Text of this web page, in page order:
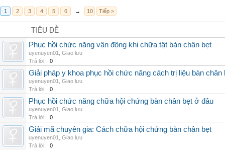
1 2 3 4 5 6 → 10 Tiếp >
TIÊU ĐỀ
Phục hồi chức năng vận động khi chữa tật bàn chân bẹt
uyenuyen01
Giao lưu
Trả lời:
0
Giải pháp y khoa phục hồi chức năng cách trị liệu bàn chân
uyenuyen01
Giao lưu
Trả lời:
0
Phục hồi chức năng chữa hội chứng bàn chân bẹt ở đâu
uyenuyen01
Giao lưu
Trả lời:
0
Giải mã chuyên gia: Cách chữa hội chứng bàn chân bẹt
uyenuyen01
Giao lưu
Trả lời:
0